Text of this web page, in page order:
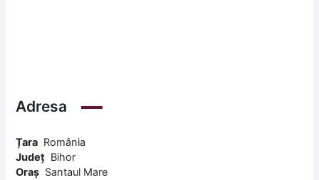
Adresa
Țara România
Județ Bihor
Oraș Santaul Mare